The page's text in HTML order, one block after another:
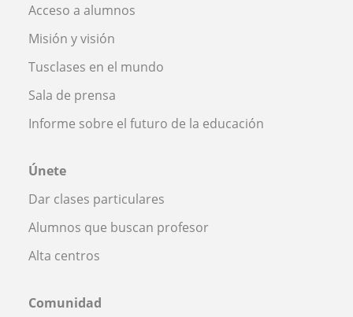
Acceso a alumnos
Misión y visión
Tusclases en el mundo
Sala de prensa
Informe sobre el futuro de la educación
Únete
Dar clases particulares
Alumnos que buscan profesor
Alta centros
Comunidad